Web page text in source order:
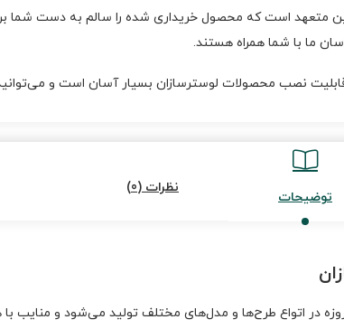
متعهد است که محصول خریداری شده را سالم به دست شما
ما با شما همراه هستند.
نصب محصولات لوسترسازان بسیار آسان است و
توضیحات
نظرات (0)
در اتواع طرح‌ها و مدل‌های مختلف تولید می‌شود و منایب